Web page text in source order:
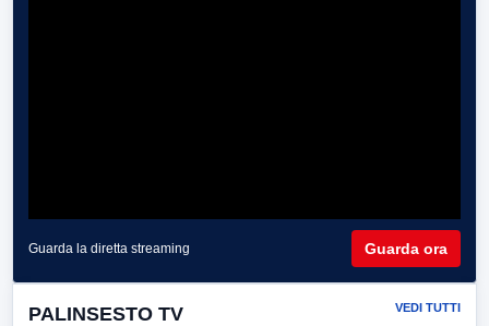
Guarda la diretta streaming Guarda ora
PALINSESTO TV VEDI TUTTI